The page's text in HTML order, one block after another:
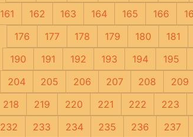
161
162 163 164 165 166
176
177 178 179 180 181
190
191 192 193 194 195
204
205 206 207 208 209
218
219 220 221 222 223
232
233 234 235 236 237